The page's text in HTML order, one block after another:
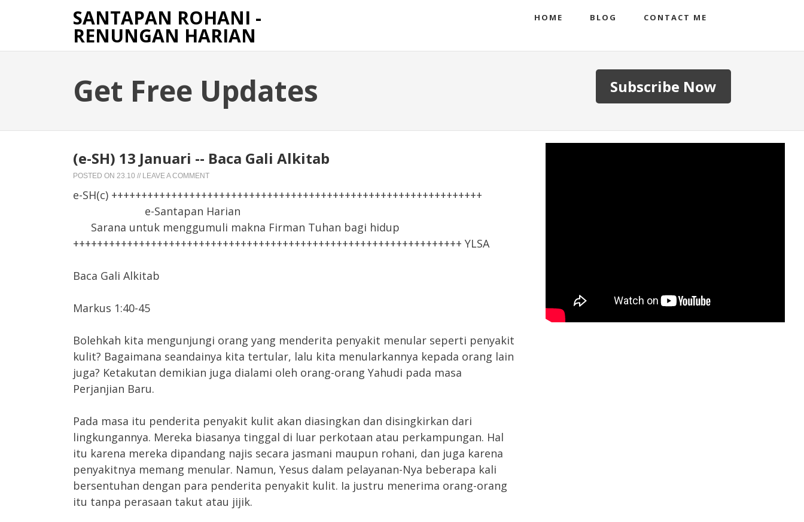
SANTAPAN ROHANI -
RENUNGAN HARIAN
HOME BLOG CONTACT ME
Get Free Updates Subscribe Now
(e-SH) 13 Januari -- Baca Gali Alkitab
POSTED ON 23.10 // LEAVE A COMMENT
e-SH(c) ++++++++++++++++++++++++++++++++++++++++++++++++++++++++++++++
e-Santapan Harian
Sarana untuk menggumuli makna Firman Tuhan bagi hidup
+++++++++++++++++++++++++++++++++++++++++++++++++++++++++++++++++ YLSA
Baca Gali Alkitab
Markus 1:40-45
Bolehkah kita mengunjungi orang yang menderita penyakit menular seperti penyakit
kulit? Bagaimana seandainya kita tertular, lalu kita menularkannya kepada orang lain
juga? Ketakutan demikian juga dialami oleh orang-orang Yahudi pada masa
Perjanjian Baru.
Pada masa itu penderita penyakit kulit akan diasingkan dan disingkirkan dari
lingkungannya. Mereka biasanya tinggal di luar perkotaan atau perkampungan. Hal
itu karena mereka dipandang najis secara jasmani maupun rohani, dan juga karena
penyakitnya memang menular. Namun, Yesus dalam pelayanan-Nya beberapa kali
bersentuhan dengan para penderita penyakit kulit. Ia justru menerima orang-orang
itu tanpa perasaan takut atau jijik.